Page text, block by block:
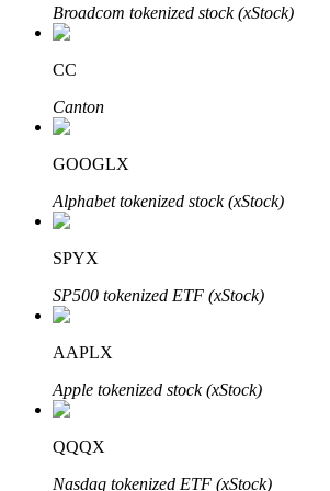
Penguncian BTR
Investasi eksklusif untuk pemegang BTR
Broadcom tokenized stock (xStock)
CC
Canton
GOOGLX
Alphabet tokenized stock (xStock)
SPYX
SP500 tokenized ETF (xStock)
AAPLX
Apple tokenized stock (xStock)
QQQX
Nasdaq tokenized ETF (xStock)